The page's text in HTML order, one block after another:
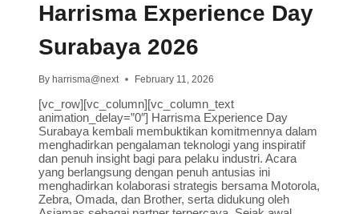
Harrisma Experience Day
Surabaya 2026
By harrisma@next February 11, 2026
[vc_row][vc_column][vc_column_text
animation_delay=”0″] Harrisma Experience Day
Surabaya kembali membuktikan komitmennya dalam
menghadirkan pengalaman teknologi yang inspiratif
dan penuh insight bagi para pelaku industri. Acara
yang berlangsung dengan penuh antusias ini
menghadirkan kolaborasi strategis bersama Motorola,
Zebra, Omada, dan Brother, serta didukung oleh